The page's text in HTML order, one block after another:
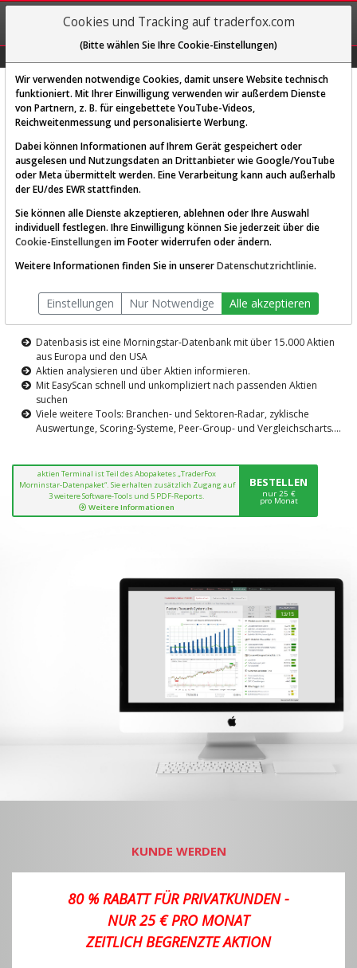
REGIS-
TRIEREN
Diese Funktion ist nur für
AKTIEN-TERMINAL
Die Aktienanalyse-Plattform von
TraderFox
Datenbasis ist eine Morningstar-Datenbank mit über 15.000 Aktien
aus Europa und den USA
Aktien analysieren und über Aktien informieren.
Mit EasyScan schnell und unkompliziert nach passenden Aktien
suchen
Viele weitere Tools: Branchen- und Sektoren-Radar, zyklische
Auswertunge, Scoring-Systeme, Peer-Group- und Vergleichscharts....
aktien Terminal ist Teil des Abopaketes „TraderFox
Morninstar-Datenpaket“. Sie erhalten zusätzlich Zugang auf
3 weitere Software-Tools und 5 PDF-Reports.
Weitere Informationen
BESTELLEN
nur 25 €
pro Monat
KUNDE WERDEN
80 % RABATT FÜR PRIVATKUNDEN -
NUR 25 € PRO MONAT
ZEITLICH BEGRENZTE AKTION
Cookies und Tracking auf traderfox.com
(Bitte wählen Sie Ihre Cookie-Einstellungen)
Wir verwenden notwendige Cookies, damit unsere Website technisch
funktioniert. Mit Ihrer Einwilligung verwenden wir außerdem Dienste
von Partnern, z. B. für eingebettete YouTube-Videos,
Reichweitenmessung und personalisierte Werbung.
Dabei können Informationen auf Ihrem Gerät gespeichert oder
ausgelesen und Nutzungsdaten an Drittanbieter wie Google/YouTube
oder Meta übermittelt werden. Eine Verarbeitung kann auch außerhalb
der EU/des EWR stattfinden.
Sie können alle Dienste akzeptieren, ablehnen oder Ihre Auswahl
individuell festlegen. Ihre Einwilligung können Sie jederzeit über die
Cookie-Einstellungen im Footer widerrufen oder ändern.
Weitere Informationen finden Sie in unsererDatenschutzrichtlinie.
Einstellungen Nur Notwendige Alle akzeptieren